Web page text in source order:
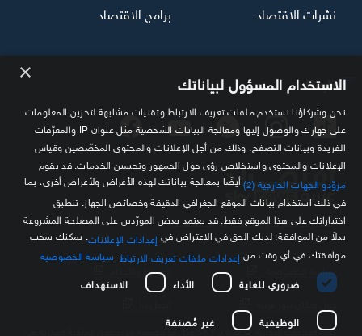
تابعنا
مصدرك الموثوق للمعلومة الاقتصادية
نشرات الاقتصاد برامج الاقتصاد
سياسة الخصوصية الشروط والأحكام
كافة العلامات التجارية الخاصة بـ SKY وكل ما تتضمنه من حقوق الملكية الفكرية هي
× الاستخدام المسؤول لبياناتك
نحن وشركاؤنا نستخدم ملفات تعريف الارتباط وتقنيات مشابهة لتخزين المعلومات
على جهازك والوصول إليها ومعالجة البيانات الشخصية مثل عنوان IP والمعرّفات
الفريدة وبيانات التصفح، وذلك من أجل الإعلانات والمحتوى المخصّصين وقياس
الإعلانات والمحتوى واستخلاص رؤى حول الجمهور وتحسين الخدمات. قد يقوم
مزوّدو الجهات الخارجية (2)
أيضًا بمعالجة بياناتك لهذه الأغراض ولأغراض أخرى، بما
في ذلك استخدام بيانات الموقع الجغرافي الدقيقة وخصائص الجهاز. تنطبق
اختياراتك على هذا الموقع فقط. قد يعتمد بعض المورّدين على المصلحة المشروعة
بدلاً من الموافقة؛ لديك الحق في الاعتراض في إعدادات الإعلانات . يمكنك سحب
موافقتك في أي وقت من إعدادات ملفات تعريف الارتباط سياسة الخصوصية
ضروري للغاية
الأداء الاستهداف
الوظيفية غير مُصنفة